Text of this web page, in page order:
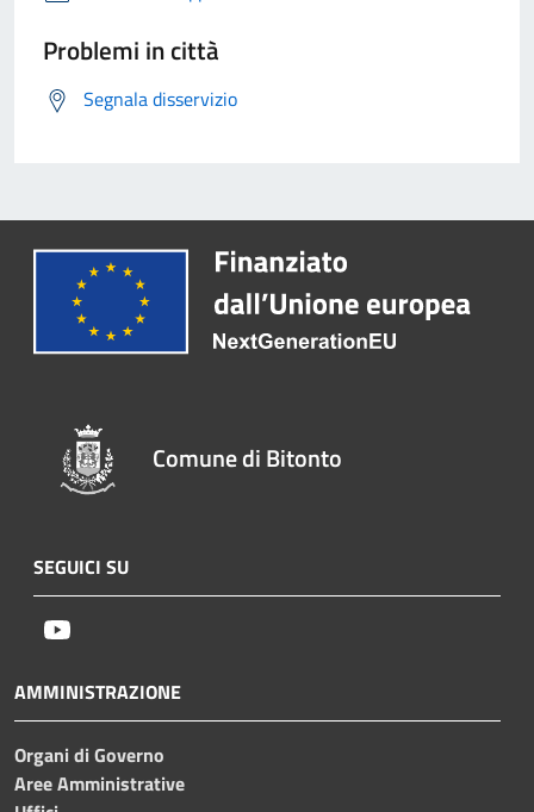
Problemi in città
Segnala disservizio
Comune di Bitonto
SEGUICI SU
AMMINISTRAZIONE
Organi di Governo
Aree Amministrative